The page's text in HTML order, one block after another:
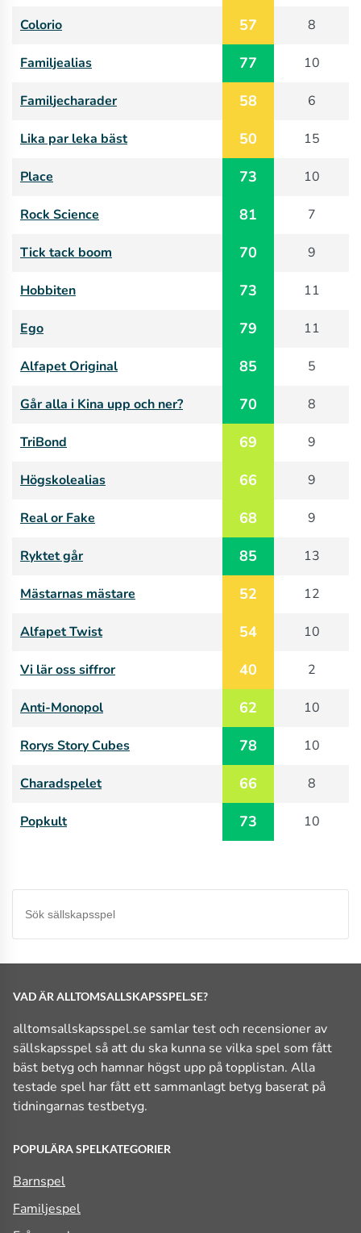
Colorio 57 8
Familjealias 77 10
Familjecharader 58 6
Lika par leka bäst 50 15
Place 73 10
Rock Science 81 7
Tick tack boom 70 9
Hobbiten 73 11
Ego 79 11
Alfapet Original 85 5
Går alla i Kina upp och ner? 70 8
TriBond 69 9
Högskolealias 66 9
Real or Fake 68 9
Ryktet går 85 13
Mästarnas mästare 52 12
Alfapet Twist 54 10
Vi lär oss siffror 40 2
Anti-Monopol 62 10
Rorys Story Cubes 78 10
Charadspelet 66 8
Popkult 73 10
VAD ÄR ALLTOMSALLSKAPSSPEL.SE?
alltomsallskapsspel.se samlar test och recensioner av
sällskapsspel så att du ska kunna se vilka spel som fått
bäst betyg och hamnar högst upp på topplistan. Alla
testade spel har fått ett sammanlagt betyg baserat på
tidningarnas testbetyg.
POPULÄRA SPELKATEGORIER
Barnspel
Familjespel